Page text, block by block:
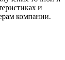
и
компании.